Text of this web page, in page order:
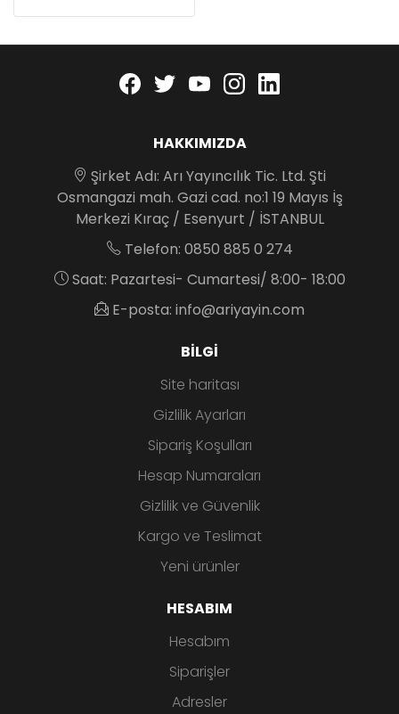
Facebook
twitteryoutubeinstagram
HAKKIMIZDA
Şirket Adı: Arı Yayıncılık Tic. Ltd. Şti
Osmangazi mah. Gazi cad. no:1 19 Mayıs İş
Merkezi Kıraç / Esenyurt / İSTANBUL
Telefon: 0850 885 0 274
Saat: Pazartesi- Cumartesi/ 8:00- 18:00
E-posta: info@ariyayin.com
BILGI
Site haritası
Gizlilik Ayarları
Sipariş Koşulları
Hesap Numaraları
Gizlilik ve Güvenlik
Kargo ve Teslimat
Yeni ürünler
HESABIM
Hesabım
Siparişler
Adresler